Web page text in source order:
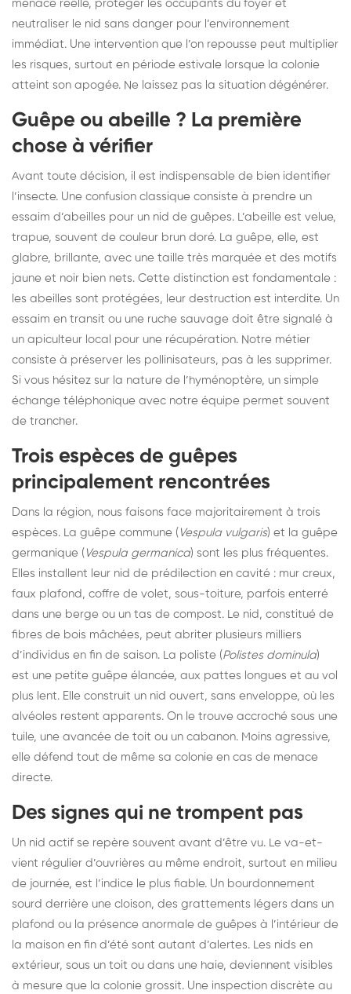
menace réelle, protéger les occupants du foyer et
neutraliser le nid sans danger pour l’environnement
immédiat. Une intervention que l’on repousse peut multiplier
les risques, surtout en période estivale lorsque la colonie
atteint son apogée. Ne laissez pas la situation dégénérer.
Guêpe ou abeille ? La première
chose à vérifier
Avant toute décision, il est indispensable de bien identifier
l’insecte. Une confusion classique consiste à prendre un
essaim d’abeilles pour un nid de guêpes. L’abeille est velue,
trapue, souvent de couleur brun doré. La guêpe, elle, est
glabre, brillante, avec une taille très marquée et des motifs
jaune et noir bien nets. Cette distinction est fondamentale :
les abeilles sont protégées, leur destruction est interdite. Un
essaim en transit ou une ruche sauvage doit être signalé à
un apiculteur local pour une récupération. Notre métier
consiste à préserver les pollinisateurs, pas à les supprimer.
Si vous hésitez sur la nature de l’hyménoptère, un simple
échange téléphonique avec notre équipe permet souvent
de trancher.
Trois espèces de guêpes
principalement rencontrées
Dans la région, nous faisons face majoritairement à trois
espèces. La guêpe commune ( Vespula vulgaris) et la guêpe
germanique ( Vespula germanica) sont les plus fréquentes.
Elles installent leur nid de prédilection en cavité : mur creux,
faux plafond, coffre de volet, sous-toiture, parfois enterré
dans une berge ou un tas de compost. Le nid, constitué de
fibres de bois mâchées, peut abriter plusieurs milliers
d’individus en fin de saison. La poliste (Polistes dominula)
est une petite guêpe élancée, aux pattes longues et au vol
plus lent. Elle construit un nid ouvert, sans enveloppe, où les
alvéoles restent apparents. On le trouve accroché sous une
tuile, une avancée de toit ou un cabanon. Moins agressive,
elle défend tout de même sa colonie en cas de menace
directe.
Des signes qui ne trompent pas
Un nid actif se repère souvent avant d’être vu. Le va-et-
vient régulier d’ouvrières au même endroit, surtout en milieu
de journée, est l’indice le plus fiable. Un bourdonnement
sourd derrière une cloison, des grattements légers dans un
plafond ou la présence anormale de guêpes à l’intérieur de
la maison en fin d’été sont autant d’alertes. Les nids en
extérieur, sous un toit ou dans une haie, deviennent visibles
à mesure que la colonie grossit. Une inspection discrète au